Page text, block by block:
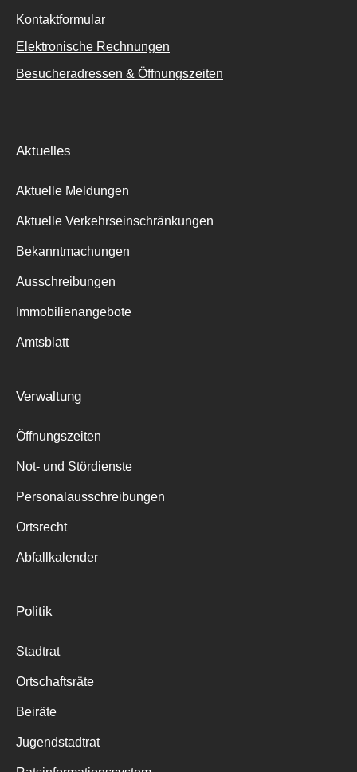
Suche
Kontaktformular
Elektronische Rechnungen
Besucheradressen & Öffnungszeiten
Aktuelles
Aktuelle Meldungen
Aktuelle Verkehrseinschränkungen
Bekanntmachungen
Ausschreibungen
Immobilienangebote
Amtsblatt
Verwaltung
Öffnungszeiten
Not- und Stördienste
Personalausschreibungen
Ortsrecht
Abfallkalender
Politik
Stadtrat
Ortschaftsräte
Beiräte
Jugendstadtrat